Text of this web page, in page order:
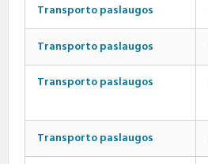
Transporto paslaugos
Transporto paslaugos
Transporto paslaugos
Transporto paslaugos